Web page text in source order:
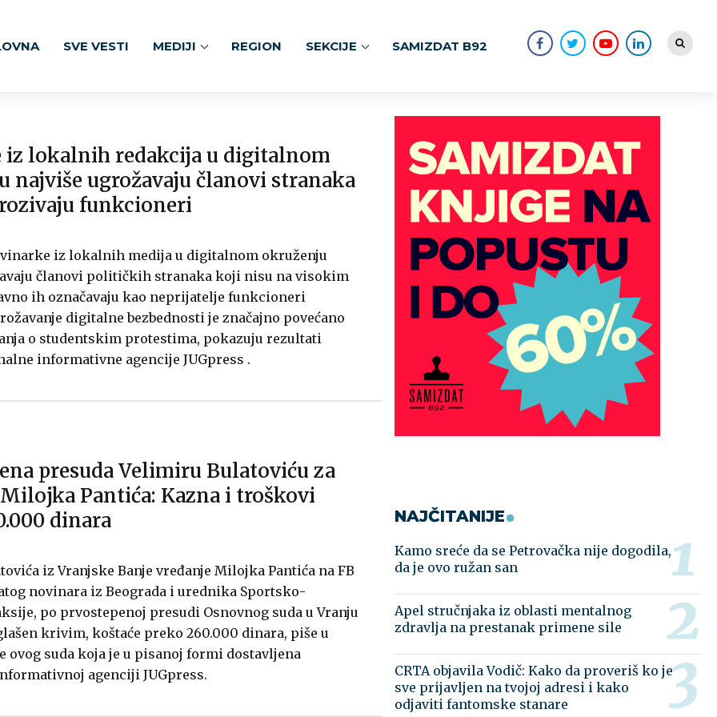
SVE VESTI MEDIJI REGION SEKCIJE SAMIZDAT B92
iz lokalnih redakcija u digitalnom
najviše ugrožavaju članovi stranaka
funkcioneri
iz lokalnih medija u digitalnom okruženju
članovi političkih stranaka koji nisu na visokim
ih označavaju kao neprijatelje funkcioneri
digitalne bezbednosti je značajno povećano
o studentskim protestima, pokazuju rezultati
informativne agencije JUGpress .
presuda Velimiru Bulatoviću za
Pantića: Kazna i troškovi
dinara
iz Vranjske Banje vređanje Milojka Pantića na FB
novinara iz Beograda i urednika Sportsko-
po prvostepenoj presudi Osnovnog suda u Vranju
krivim, koštaće preko 260.000 dinara, piše u
ovog suda koja je u pisanoj formi dostavljena
agenciji JUGpress.
NAJČITANIJE
Kamo sreće da se Petrovačka nije dogodila,
da je ovo ružan san
Apel stručnjaka iz oblasti mentalnog
zdravlja na prestanak primene sile
CRTA objavila Vodič: Kako da proveriš ko je
sve prijavljen na tvojoj adresi i kako
odjaviti fantomske stanare